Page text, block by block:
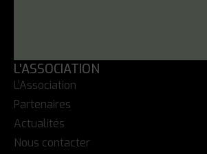
L'ASSOCIATION
L’Association
Partenaires
Actualités
Nous contacter